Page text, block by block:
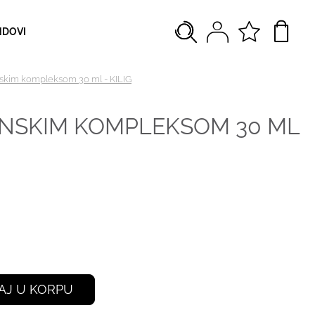
kompleksom 30 ml - KILIG
KOMPLEKSOM 30 ML
U KORPU